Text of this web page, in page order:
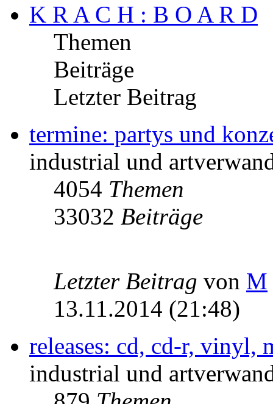
K R A C H : B O A R D
Themen
Beiträge
Letzter Beitrag
termine: partys und
industrial und
4054 Themen
33032 Beiträge
Letzter Beitrag von M
13.11.2014 (21:48)
releases: cd, cd-r, vinyl,
industrial und